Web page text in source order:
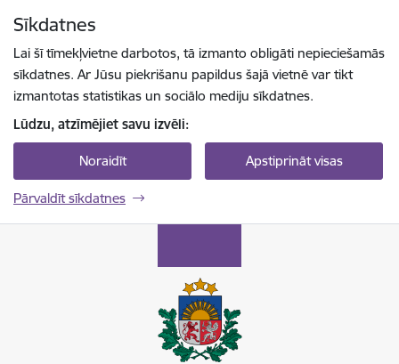
Sīkdatnes
Lai šī tīmekļvietne darbotos, tā izmanto obligāti nepieciešamās
sīkdatnes. Ar Jūsu piekrišanu papildus šajā vietnē var tikt
izmantotas statistikas un sociālo mediju sīkdatnes.
Lūdzu, atzīmējiet savu izvēli:
Noraidīt Apstiprināt visas
Pārvaldīt sīkdatnes